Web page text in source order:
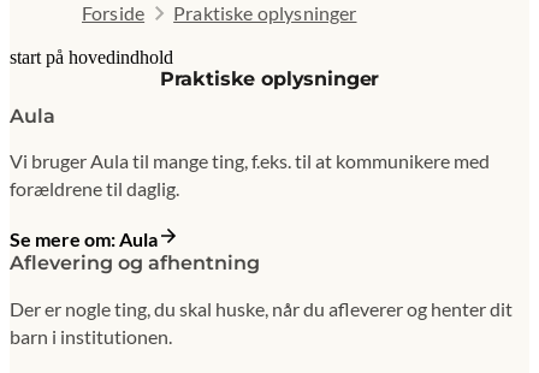
Forside Praktiske oplysninger
start på hovedindhold
Praktiske oplysningersenest opdateret 9. februar 2026
Aula
Vi bruger Aula til mange ting, f.eks. til at kommunikere med
forældrene til daglig.
Se mere om: Aula
Aflevering og afhentning
Der er nogle ting, du skal huske, når du afleverer og henter dit
barn i institutionen.